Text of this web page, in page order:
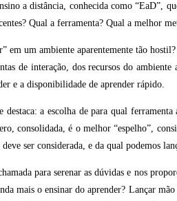
a distância, conhecida como “EaD”,
Qual a ferramenta? Qual a melhor
em um ambiente aparentemente tão
de interação, dos recursos do
e a disponibilidade de aprender rápido.
a escolha de para qual
consolidada, é o melhor “espelho”,
ser considerada, e da qual podemos
para serenar as dúvidas e nos
mais o ensinar do aprender? Lançar